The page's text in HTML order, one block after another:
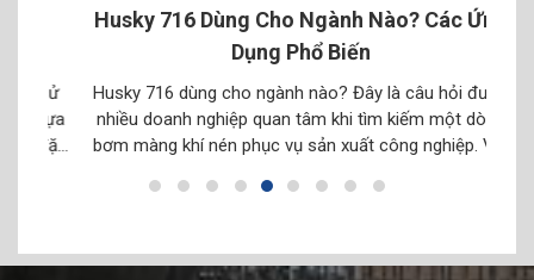
Husky 716 Dùng Cho Ngành Nào? Các Ứng
Dụng Phổ Biến
Husky 716 dùng cho ngành nào? Đây là câu hỏi được
nhiều doanh nghiệp quan tâm khi tìm kiếm một dòng
bơm màng khí nén phục vụ sản xuất công nghiệp. Với
thể đáp ứng nhiều loại chất lỏng khi lựa chọn […]